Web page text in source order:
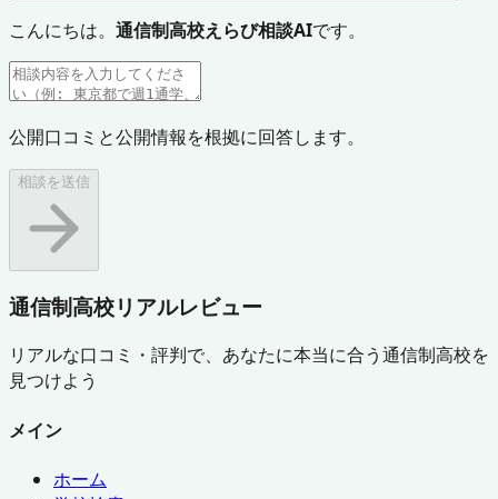
こんにちは。 通信制高校えらび相談AIです。
公開口コミと公開情報を根拠に回答します。
相談を送信
通信制高校リアルレビュー
リアルな口コミ・評判で、あなたに本当に合う通信制高校を
見つけよう
メイン
ホーム